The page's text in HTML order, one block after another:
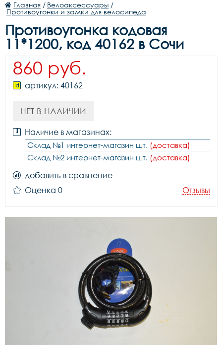
Главная / Велоаксессуары /
Противоугонки и замки для велосипеда
Противоугонка кодовая
11*1200, код 40162 в Сочи
860 руб.
артикул: 40162
НЕТ В НАЛИЧИИ
Наличие в магазинах:
Склад №1 интернет-магазин шт. (доставка)
Склад №2 интернет-магазин шт. (доставка)
добавить в сравнение
Оценка 0
Отзывы